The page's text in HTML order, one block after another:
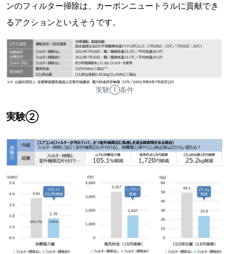
ンのフィルター掃除は、カーボンニュートラルに貢献でき
るアクションといえそうです。
実験①条件
実験②